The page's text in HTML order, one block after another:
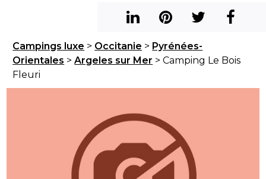
Campings luxe > Occitanie > Pyrénées-
Orientales >Argeles sur Mer > Camping Le Bois
Fleuri